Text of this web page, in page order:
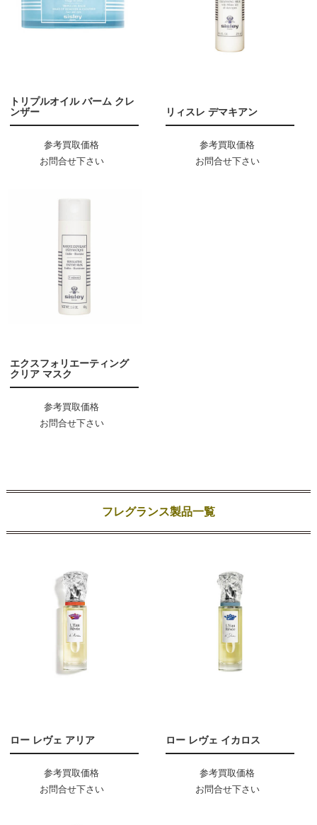
トリプルオイル バーム クレ
ンザー
参考買取価格
お問合せ下さい
リィスレ デマキアン
参考買取価格
お問合せ下さい
エクスフォリエーティング
クリア マスク
参考買取価格
お問合せ下さい
フレグランス製品一覧
ロー レヴェ アリア
参考買取価格
お問合せ下さい
ロー レヴェ イカロス
参考買取価格
お問合せ下さい